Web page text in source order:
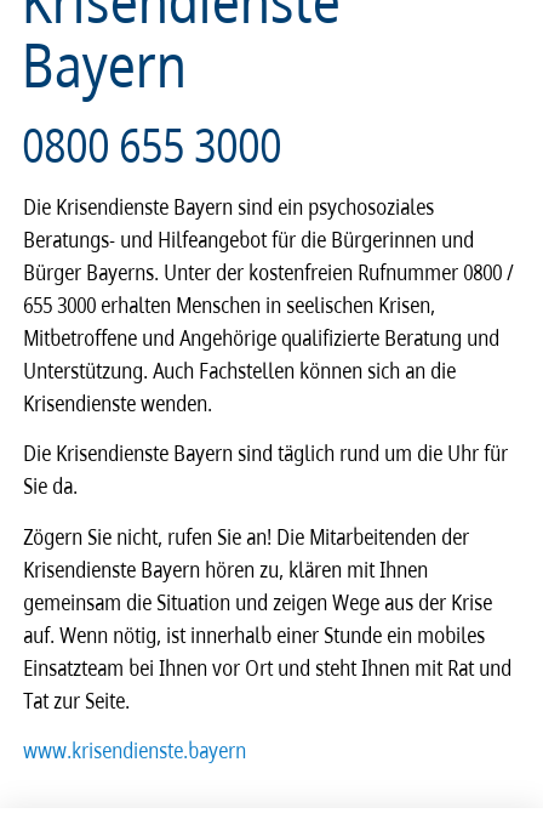
Bayern
0800 655 3000
Die Krisendienste Bayern sind ein psychosoziales
Beratungs- und Hilfeangebot für die Bürgerinnen und
Bürger Bayerns. Unter der kostenfreien Rufnummer 0800 /
655 3000 erhalten Menschen in seelischen Krisen,
Mitbetroffene und Angehörige qualifizierte Beratung und
Unterstützung. Auch Fachstellen können sich an die
Krisendienste wenden.
Die Krisendienste Bayern sind täglich rund um die Uhr für
Sie da.
Zögern Sie nicht, rufen Sie an! Die Mitarbeitenden der
Krisendienste Bayern hören zu, klären mit Ihnen
gemeinsam die Situation und zeigen Wege aus der Krise
auf. Wenn nötig, ist inner­halb einer Stunde ein mobi­les
Einsatz­team bei Ihnen vor Ort und steht Ihnen mit Rat und
Tat zur Seite.
www.krisendienste.bayern